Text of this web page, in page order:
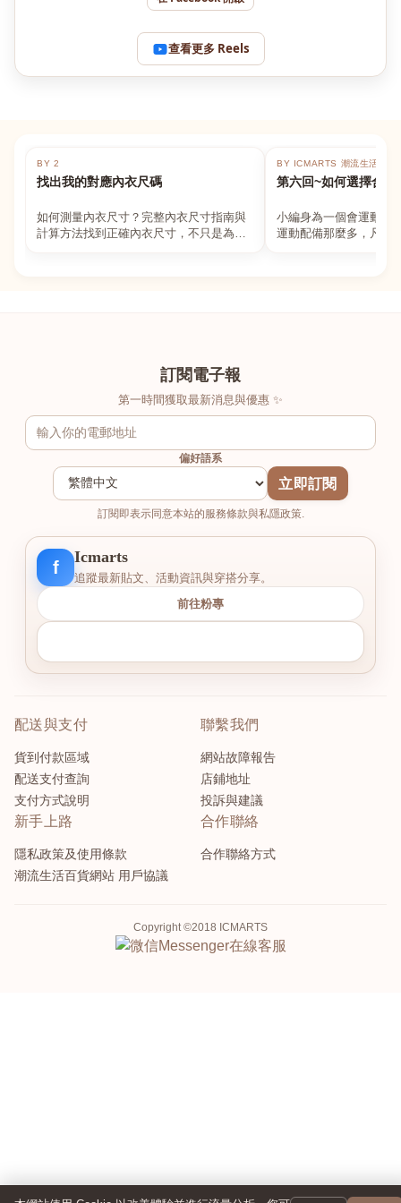
查看更多 Reels
BY 2
找出我的對應內衣尺碼
如何測量內衣尺寸？完整內衣尺寸指南與
計算方法找到正確內衣尺寸，不只是為了
BY ICMARTS 潮流生活百貨
第六回~如何選擇合適
小編身為一個會運動的
運動配備那麼多，凡舉
訂閱電子報
第一時間獲取最新消息與優惠 ✨
偏好語系
立即訂閱
訂閱即表示同意本站的服務條款與私隱政策.
f
Icmarts
追蹤最新貼文、活動資訊與穿搭分享。
前往粉專
配送與支付
貨到付款區域
配送支付查詢
支付方式說明
聯繫我們
網站故障報告
店鋪地址
投訴與建議
新手上路
隱私政策及使用條款
潮流生活百貨網站 用戶協議
合作聯絡
合作聯絡方式
Copyright ©2018 ICMARTS
Messenger在線客服